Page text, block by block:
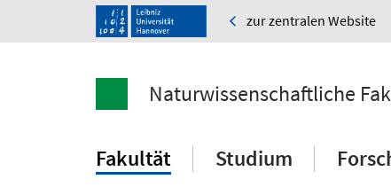
zur zentralen Website
Naturwissenschaftliche
Fakultät Studium